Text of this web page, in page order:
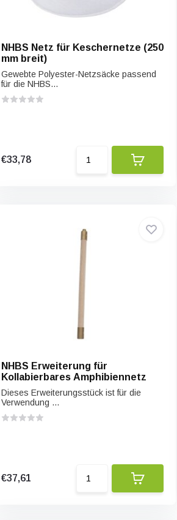
NHBS Netz für Keschernetze (250
mm breit)
Gewebte Polyester-Netzsäcke passend
für die NHBS...
€33,78
NHBS Erweiterung für
Kollabierbares Amphibiennetz
Dieses Erweiterungsstück ist für die
Verwendung ...
€37,61